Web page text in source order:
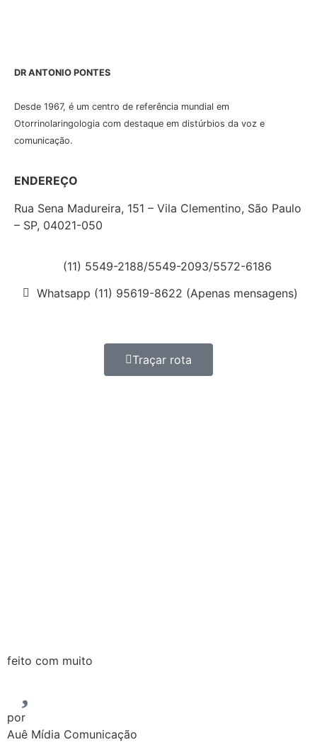
DR ANTONIO PONTES
Desde 1967, é um centro de referência mundial em
Otorrinolaringologia com destaque em distúrbios da voz e
comunicação.
ENDEREÇO
Rua Sena Madureira, 151 – Vila Clementino, São Paulo
– SP, 04021-050
(11) 5549-2188/5549-2093/5572-6186
Whatsapp (11) 95619-8622 (Apenas mensagens)
Traçar rota
feito com muito
por
Auê Mídia Comunicação